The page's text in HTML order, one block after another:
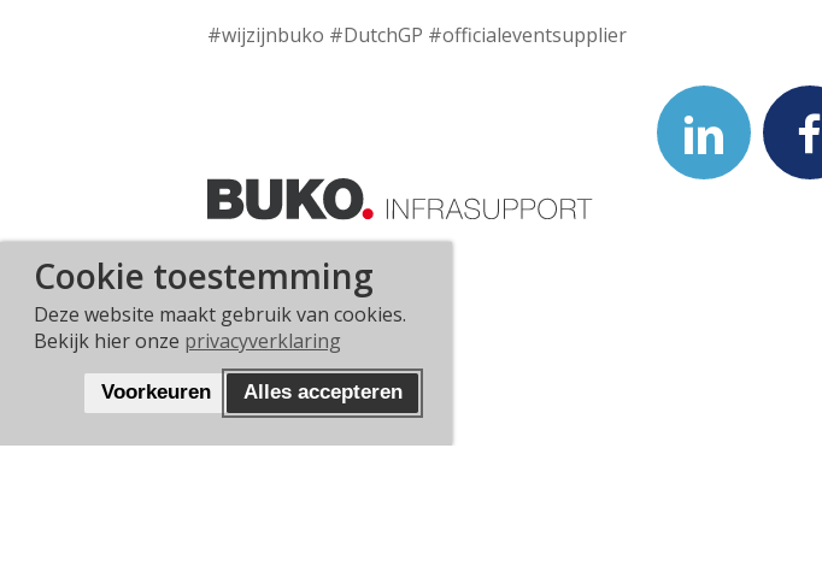
#wijzijnbuko #DutchGP #officialeventsupplier
Cookie toestemming
Deze website maakt gebruik van cookies.
Bekijk hier onze privacyverklaring
Voorkeuren Alles accepteren